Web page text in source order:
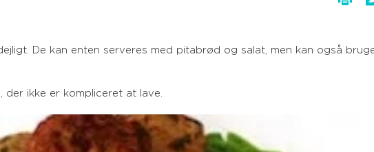
De kan enten serveres med pitabrød og salat, men kan også
ikke er kompliceret at lave.